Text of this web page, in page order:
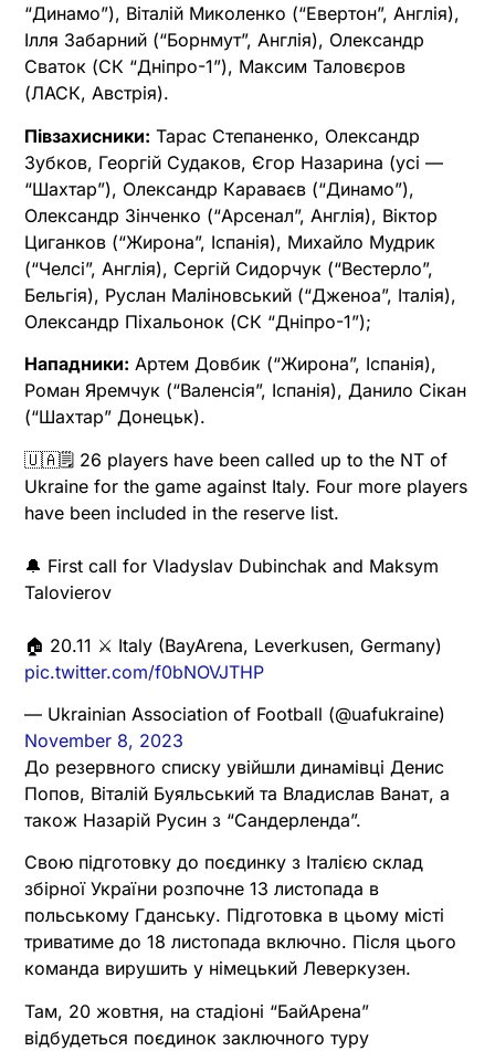
“Динамо”), Віталій Миколенко (“Евертон”, Англія),
Ілля Забарний (“Борнмут”, Англія), Олександр
Сваток (СК “Дніпро-1”), Максим Таловєров
(ЛАСК, Австрія).
Півзахисники: Тарас Степаненко, Олександр
Зубков, Георгій Судаков, Єгор Назарина (усі —
“Шахтар”), Олександр Караваєв (“Динамо”),
Олександр Зінченко (“Арсенал”, Англія), Віктор
Циганков (“Жирона”, Іспанія), Михайло Мудрик
(“Челсі”, Англія), Сергій Сидорчук (“Вестерло”,
Бельгія), Руслан Маліновський (“Дженоа”, Італія),
Олександр Піхальонок (СК “Дніпро-1”);
Нападники: Артем Довбик (“Жирона”, Іспанія),
Роман Яремчук (“Валенсія”, Іспанія), Данило Сікан
(“Шахтар” Донецьк).
🇺🇦🗒 26 players have been called up to the NT of
Ukraine for the game against Italy. Four more players
have been included in the reserve list.
🔔 First call for Vladyslav Dubinchak and Maksym
Talovierov
🏠 20.11 ⚔️ Italy (BayArena, Leverkusen, Germany)
pic.twitter.com/f0bNOVJTHP
— Ukrainian Association of Football (@uafukraine)
November 8, 2023
До резервного списку увійшли динамівці Денис
Попов, Віталій Буяльський та Владислав Ванат, а
також Назарій Русин з “Сандерленда”.
Свою підготовку до поєдинку з Італією склад
збірної України розпочне 13 листопада в
польському Гданську. Підготовка в цьому місті
триватиме до 18 листопада включно. Після цього
команда вирушить у німецький Леверкузен.
Там, 20 жовтня, на стадіоні “БайАрена”
відбудеться поєдинок заключного туру